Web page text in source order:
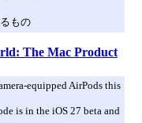
もの
The Mac Product
equipped AirPods this
is in the iOS 27 beta and